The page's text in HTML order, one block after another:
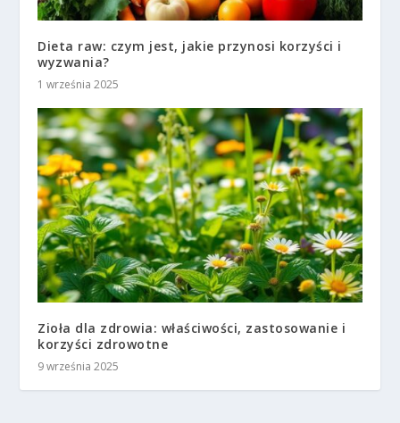
Dieta raw: czym jest, jakie przynosi korzyści i
wyzwania?
1 września 2025
Zioła dla zdrowia: właściwości, zastosowanie i
korzyści zdrowotne
9 września 2025